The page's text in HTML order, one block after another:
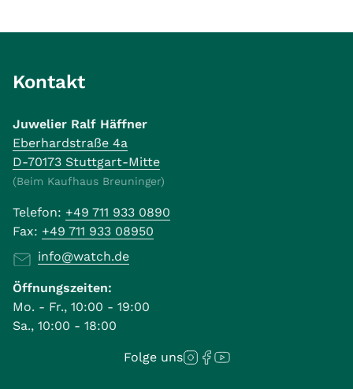
Kontakt
Juwelier Ralf Häffner
Eberhardstraße 4a
D-70173 Stuttgart-Mitte
(Beim Kaufhaus Breuninger)
Telefon: +49 711 933 0890
Fax: +49 711 933 08950
info@watch.de
Öffnungszeiten:
Mo. - Fr., 10:00 - 19:00
Sa., 10:00 - 18:00
Folge uns